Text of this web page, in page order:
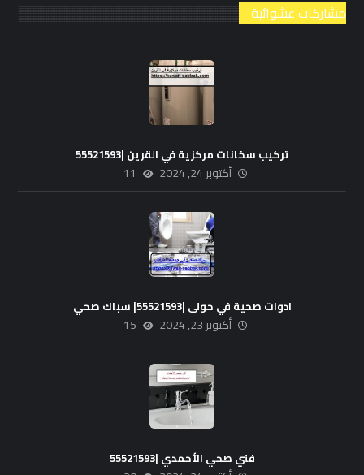
مشاركات عشوائية
تركيب سخانات مركزية في القرين |55521593
أكتوبر 24, 2024 11
ادوات صحية في حولى |55521593| سباك صحي
أكتوبر 23, 2024 15
فني صحي الأحمدي |55521593